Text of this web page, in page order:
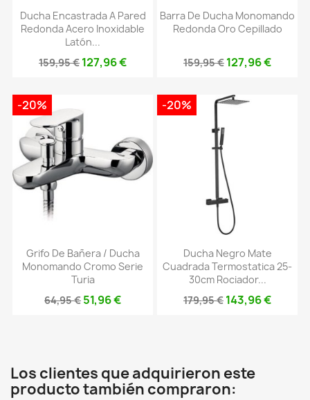
Ducha Encastrada A Pared
Redonda Acero Inoxidable
Latón...
159,95 € 127,96 €
Barra De Ducha Monomando
Redonda Oro Cepillado
159,95 € 127,96 €
Grifo De Bañera / Ducha
Monomando Cromo Serie
Turia
64,95 € 51,96 €
-20%
Ducha Negro Mate
Cuadrada Termostatica 25-
30cm Rociador...
179,95 € 143,96 €
-20%
Los clientes que adquirieron este
producto también compraron: